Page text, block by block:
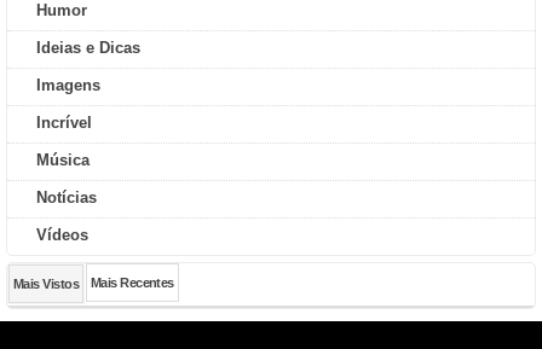
Humor
Ideias e Dicas
Imagens
Incrível
Música
Notícias
Vídeos
Mais Vistos Mais Recentes